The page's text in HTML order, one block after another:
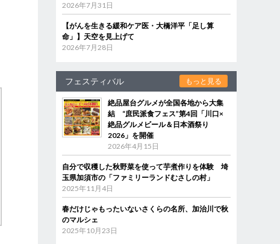
2026年7月31日
【がんを生きる緩和ケア医・大橋洋平「足し算
命」】天空を見上げて
2026年7月28日
フェスティバル もっと見る
絶品屋台グルメが全国各地から大集
結 “庶民派食フェス”第4回「川口×
絶品グルメビール＆日本酒祭り
2026」を開催
2026年4月15日
自分で収穫した秋野菜を使って芋煮作りを体験 埼
玉県加須市の「ファミリーランドむさしの村」
2025年11月4日
春だけじゃもったいないさくらの名所、加治川で秋
のマルシェ
2025年10月23日